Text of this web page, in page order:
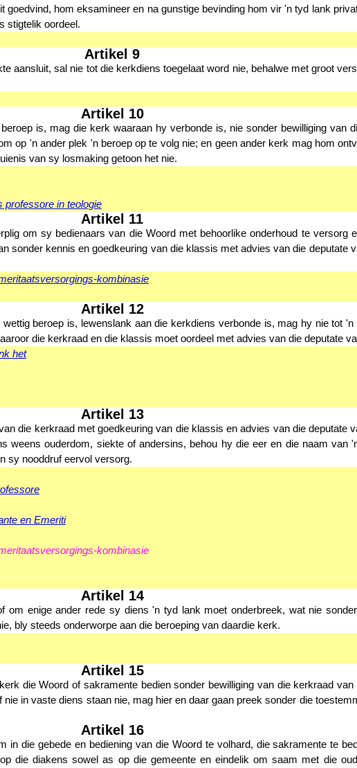
hom eksamineer en na gunstige bevinding hom vir 'n tyd lank
stigtelik oordeel.
Artikel 9
aansluit, sal nie tot die kerkdiens toegelaat word nie, behalwe met groot
Artikel 10
is, mag die kerk waaraan hy verbonde is, nie sonder bewilliging van
op 'n ander plek 'n beroep op te volg nie; en geen ander kerk mag hom
van sy losmaking getoon het nie.
professore in teologie
Artikel 11
om sy bedienaars van die Woord met behoorlike onderhoud te versorg
sonder kennis en goedkeuring van die klassis met advies van die deputate
kombinasie
Artikel 12
beroep is, lewenslank aan die kerkdiens verbonde is, mag hy nie tot
die kerkraad en die klassis moet oordeel met advies van die deputate
het
Artikel 13
die kerkraad met goedkeuring van die klassis en advies van die deputate
weens ouderdom, siekte of andersins, behou hy die eer en die naam van
sy nooddruf eervol versorg.
en Emeriti
kombinasie
Artikel 14
om enige ander rede sy diens 'n tyd lank moet onderbreek, wat nie
bly steeds onderworpe aan die beroeping van daardie kerk.
Artikel 15
die Woord of sakramente bedien sonder bewilliging van die kerkraad
in vaste diens staan nie, mag hier en daar gaan preek sonder die
Artikel 16
in die gebede en bediening van die Woord te volhard, die sakramente te
die diakens sowel as op die gemeente en eindelik om saam met die